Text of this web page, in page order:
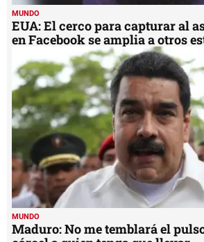
MUNDO
EUA: El cerco para capturar al
en Facebook se amplia a otros
MUNDO
Maduro: No me temblará el